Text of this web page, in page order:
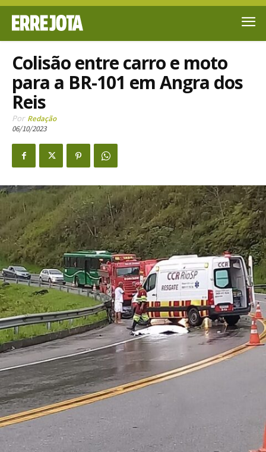
Colisão entre carro e moto
para a BR-101 em Angra dos
Reis
Por Redação
06/10/2023